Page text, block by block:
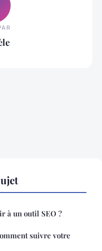
à un outil SEO ?
suivre votre